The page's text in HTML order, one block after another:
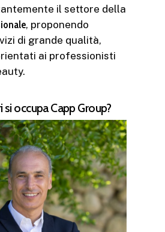
il settore della
, proponendo
di grande qualità,
ai professionisti
occupa Capp Group?